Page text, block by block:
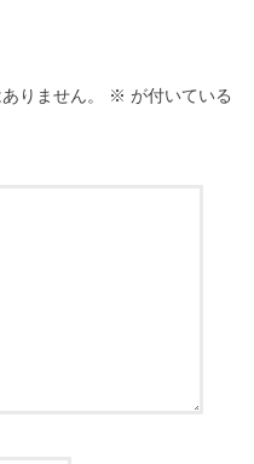
りません。 ※ が付いている